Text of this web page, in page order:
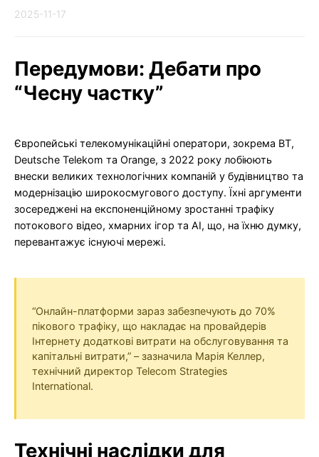
2025-11-17
Передумови: Дебати про
“Чесну частку”
Європейські телекомунікаційні оператори, зокрема BT,
Deutsche Telekom та Orange, з 2022 року лобіюють
внески великих технологічних компаній у будівництво та
модернізацію широкосмугового доступу. Їхні аргументи
зосереджені на експоненційному зростанні трафіку
потокового відео, хмарних ігор та AI, що, на їхню думку,
перевантажує існуючі мережі.
“Онлайн-платформи зараз забезпечують до 70%
пікового трафіку, що накладає на провайдерів
Інтернету додаткові витрати на обслуговування та
капітальні витрати,” – зазначила Марія Келлер,
технічний директор Telecom Strategies
International.
Технічні наслідки для